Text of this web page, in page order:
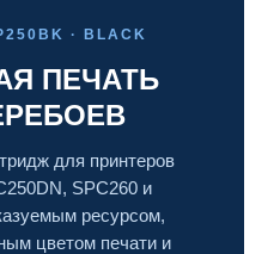
· BLACK
ПЕЧАТЬ
для принтеров
SPC260 и
ресурсом,
цветом печати и